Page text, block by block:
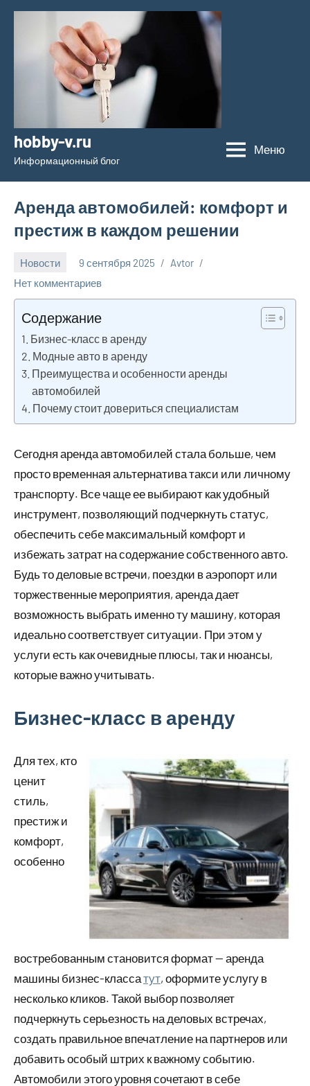
Перейти
содержимому
hobby-v.ru
Информационный блог
Меню
Аренда автомобилей: комфорт и
престиж в каждом решении
Новости 9 сентября 2025
Avtor
Нет комментариев
Содержание
Бизнес-класс в аренду
Модные авто в аренду
Преимущества и особенности аренды
автомобилей
Почему стоит довериться специалистам
Сегодня аренда автомобилей стала больше, чем
просто временная альтернатива такси или личному
транспорту. Все чаще ее выбирают как удобный
инструмент, позволяющий подчеркнуть статус,
обеспечить себе максимальный комфорт и
избежать затрат на содержание собственного авто.
Будь то деловые встречи, поездки в аэропорт или
торжественные мероприятия, аренда дает
возможность выбрать именно ту машину, которая
идеально соответствует ситуации. При этом у
услуги есть как очевидные плюсы, так и нюансы,
которые важно учитывать.
Бизнес-класс в аренду
Для тех, кто
ценит
стиль,
престиж и
комфорт,
особенно
востребованным становится формат — аренда
машины бизнес-классатут, оформите услугу в
несколько кликов. Такой выбор позволяет
подчеркнуть серьезность на деловых встречах,
создать правильное впечатление на партнеров или
добавить особый штрих к важному событию.
Автомобили этого уровня сочетают в себе